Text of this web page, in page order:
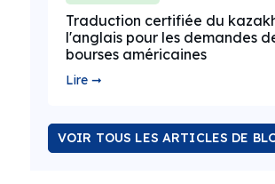
Traduction certifiée du
l'anglais pour les demandes
bourses américaines
Lire ➞
VOIR TOUS LES ARTICLES DE